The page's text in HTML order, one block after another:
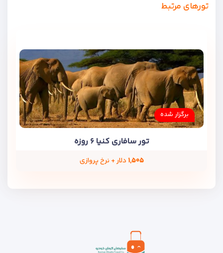
تورهای مرتبط
برگزار شده
تور سافاری کنیا ۶ روزه
۱,۵۰۵ دلار + نرخ پروازی